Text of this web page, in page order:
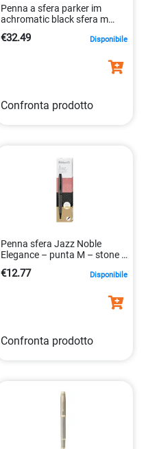
Penna a sfera parker im
achromatic black sfera m
€32.49 Disponibile
Confronta prodotto
Penna sfera Jazz Noble
Elegance – punta M – stone –
€12.77 Disponibile
Confronta prodotto